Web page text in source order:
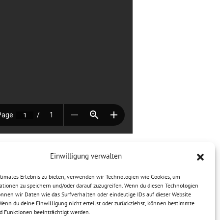
Einwilligung verwalten
Erlebnis zu bieten, verwenden wir Technologien wie Cookies, um
zu speichern und/oder darauf zuzugreifen. Wenn du diesen Technologien
wir Daten wie das Surfverhalten oder eindeutige IDs auf dieser Website
du deine Einwilligung nicht erteilst oder zurückziehst, können bestimmte
Funktionen beeinträchtigt werden.